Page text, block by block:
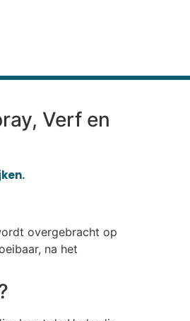
Verf en
overgebracht op
na het